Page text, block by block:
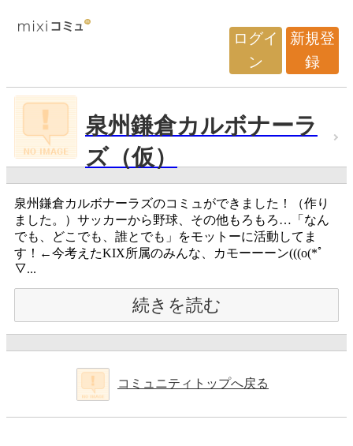
ログイ
ン
新規登
録
泉州鎌倉カルボナーラ
ズ（仮）
泉州鎌倉カルボナーラズのコミュができました！（作り
ました。）サッカーから野球、その他もろもろ…「なん
でも、どこでも、誰とでも」をモットーに活動してま
す！←今考えたKIX所属のみんな、カモーーーン(((o(*ﾟ
▽...
続きを読む
コミュニティトップへ戻る